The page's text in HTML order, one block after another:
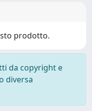
prodotto.
da copyright e
diversa